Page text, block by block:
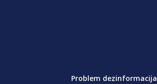
Problem dezinformacija